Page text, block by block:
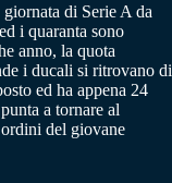
di Serie A da
i quaranta sono
anno, la quota
i ducali si ritrovano di
ed ha appena 24
a tornare al
del giovane